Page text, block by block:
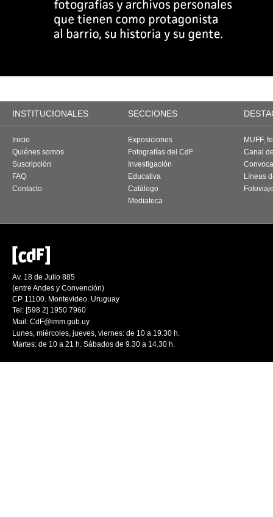
INSTITUCIONALES SECCIONES
Inicio
Quiénes somos
Suscripción
FAQ
Contacto
Exposiciones
Fotografías del CdF
Investigación
Educativa
Catálogo
Mediateca
MUFF,
Canal
Líneas
Av. 18 de Julio 885
(entre Andes y Convención)
CP 11100. Montevideo. Uruguay
Tel: [598 2] 1950 7960
Mail: CdF@imm.gub.uy
Lunes, miércoles, jueves, viernes: de 10 a 19.30 h.
Martes: de 10 a 21 h. Sábados de 9.30 a 14.30 h.